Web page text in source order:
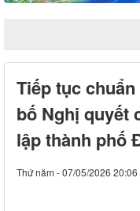
Tiếp tục
bố Nghị quyết
lập thành phố
Thứ năm - 07/05/2026 20:06